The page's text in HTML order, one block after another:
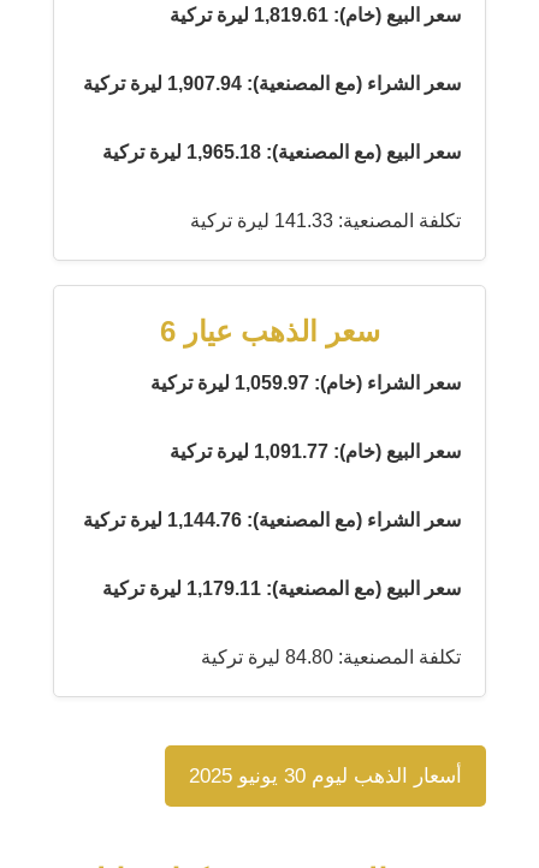
سعر البيع (خام): 1,819.61 ليرة تركية
سعر الشراء (مع المصنعية): 1,907.94 ليرة تركية
سعر البيع (مع المصنعية): 1,965.18 ليرة تركية
تكلفة المصنعية: 141.33 ليرة تركية
سعر الذهب عيار 6
سعر الشراء (خام): 1,059.97 ليرة تركية
سعر البيع (خام): 1,091.77 ليرة تركية
سعر الشراء (مع المصنعية): 1,144.76 ليرة تركية
سعر البيع (مع المصنعية): 1,179.11 ليرة تركية
تكلفة المصنعية: 84.80 ليرة تركية
أسعار الذهب ليوم 30 يونيو 2025